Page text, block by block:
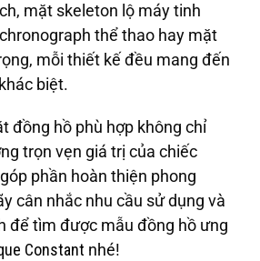
mặt skeleton lộ máy tinh
thể thao hay mặt
mỗi thiết kế đều mang đến
biệt.
đồng hồ phù hợp không chỉ
trọn vẹn giá trị của chiếc
phần hoàn thiện phong
cân nhắc nhu cầu sử dụng và
để tìm được mẫu đồng hồ ưng
Constant nhé!